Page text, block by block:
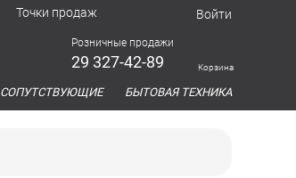
Точки продаж Войти
Розничные продажи
29 327-42-89 Корзина
СОПУТСТВУЮЩИЕ БЫТОВАЯ ТЕХНИКА